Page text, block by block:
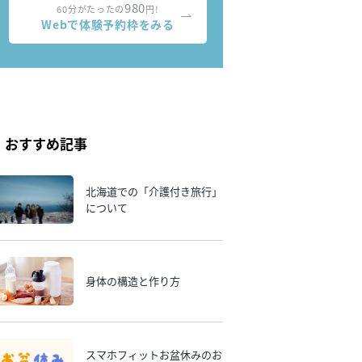
60分がたったの980円!
Webで体験予約枠をみる
おすすめ記事
北海道での「介護付き旅行」
について
身体の構造と作り方
スマホフィットお盆休みのお